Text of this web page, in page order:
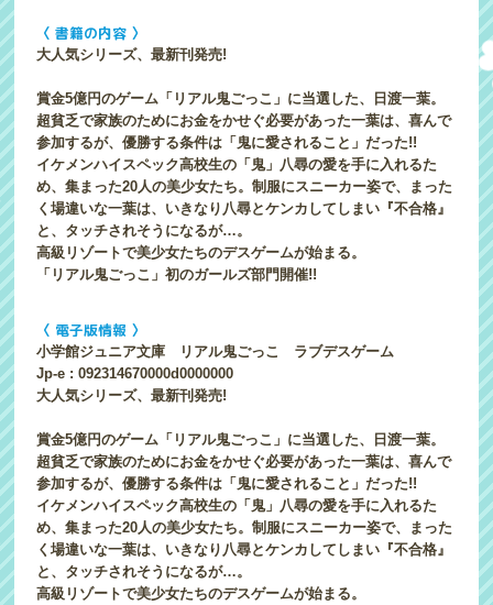
〈 書籍の内容 〉
大人気シリーズ、最新刊発売!
賞金5億円のゲーム「リアル鬼ごっこ」に当選した、日渡一葉。
超貧乏で家族のためにお金をかせぐ必要があった一葉は、喜んで
参加するが、優勝する条件は「鬼に愛されること」だった!!
イケメンハイスペック高校生の「鬼」八尋の愛を手に入れるた
め、集まった20人の美少女たち。制服にスニーカー姿で、まった
く場違いな一葉は、いきなり八尋とケンカしてしまい『不合格』
と、タッチされそうになるが…。
高級リゾートで美少女たちのデスゲームが始まる。
「リアル鬼ごっこ」初のガールズ部門開催!!
〈 電子版情報 〉
小学館ジュニア文庫 リアル鬼ごっこ ラブデスゲーム
Jp-e : 092314670000d0000000
大人気シリーズ、最新刊発売!
賞金5億円のゲーム「リアル鬼ごっこ」に当選した、日渡一葉。
超貧乏で家族のためにお金をかせぐ必要があった一葉は、喜んで
参加するが、優勝する条件は「鬼に愛されること」だった!!
イケメンハイスペック高校生の「鬼」八尋の愛を手に入れるた
め、集まった20人の美少女たち。制服にスニーカー姿で、まった
く場違いな一葉は、いきなり八尋とケンカしてしまい『不合格』
と、タッチされそうになるが…。
高級リゾートで美少女たちのデスゲームが始まる。